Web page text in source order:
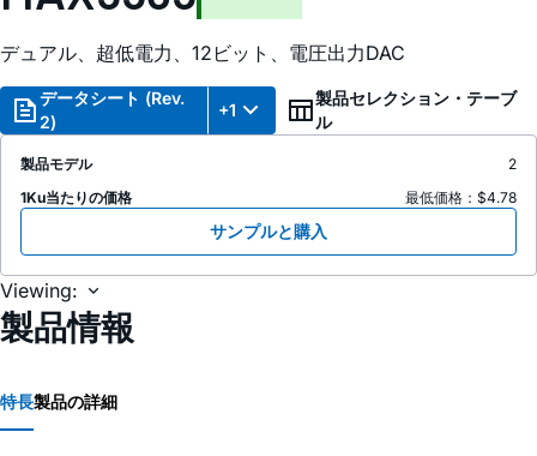
デュアル、超低電力、12ビット、電圧出力DAC
データシート (Rev.
2)
+1
製品セレクション・テーブ
ル
製品モデル
2
1Ku当たりの価格
最低価格：$4.78
サンプルと購入
Viewing:
製品情報
特長製品の詳細